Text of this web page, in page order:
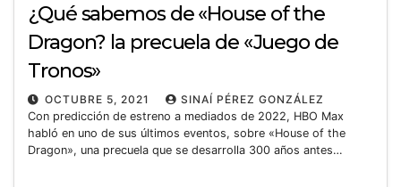
¿Qué sabemos de «House of the
Dragon? la precuela de «Juego de
Tronos»
OCTUBRE 5, 2021
SINAÍ PÉREZ GONZÁLEZ
Con predicción de estreno a mediados de 2022, HBO Max
habló en uno de sus últimos eventos, sobre «House of the
Dragon», una precuela que se desarrolla 300 años antes…